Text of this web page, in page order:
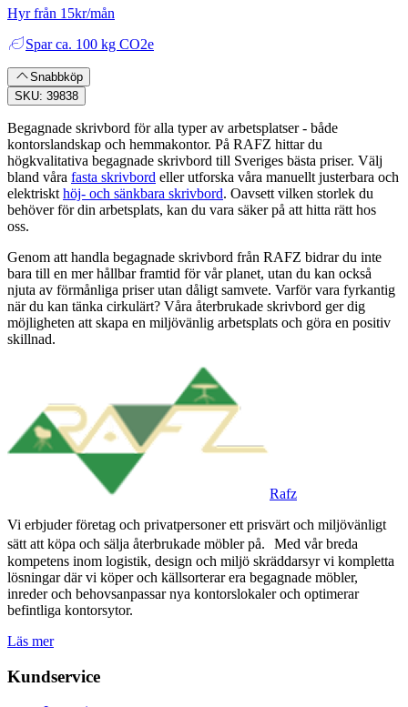
Hyr från 15kr/mån
Spar ca. 100 kg CO2e
Snabbköp
SKU: 39838
Begagnade skrivbord för alla typer av arbetsplatser - både
kontorslandskap och hemmakontor. På RAFZ hittar du
högkvalitativa begagnade skrivbord till Sveriges bästa priser. Välj
bland våra fasta skrivbord eller utforska våra manuellt justerbara och
elektriskt höj- och sänkbara skrivbord. Oavsett vilken storlek du
behöver för din arbetsplats, kan du vara säker på att hitta rätt hos
oss.
Genom att handla begagnade skrivbord från RAFZ bidrar du inte
bara till en mer hållbar framtid för vår planet, utan du kan också
njuta av förmånliga priser utan dåligt samvete. Varför vara fyrkantig
när du kan tänka cirkulärt? Våra återbrukade skrivbord ger dig
möjligheten att skapa en miljövänlig arbetsplats och göra en positiv
skillnad.
Rafz
Vi erbjuder företag och privatpersoner ett prisvärt och miljövänligt
sätt att köpa och sälja återbrukade möbler på. Med vår breda
kompetens inom logistik, design och miljö skräddarsyr vi kompletta
lösningar där vi köper och källsorterar era begagnade möbler,
inreder och behovsanpassar nya kontorslokaler och optimerar
befintliga kontorsytor.
Läs mer
Kundservice